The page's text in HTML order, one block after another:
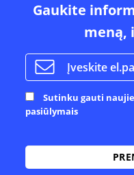
Gaukite
meną,
Sutinku gauti
pasiūlymais